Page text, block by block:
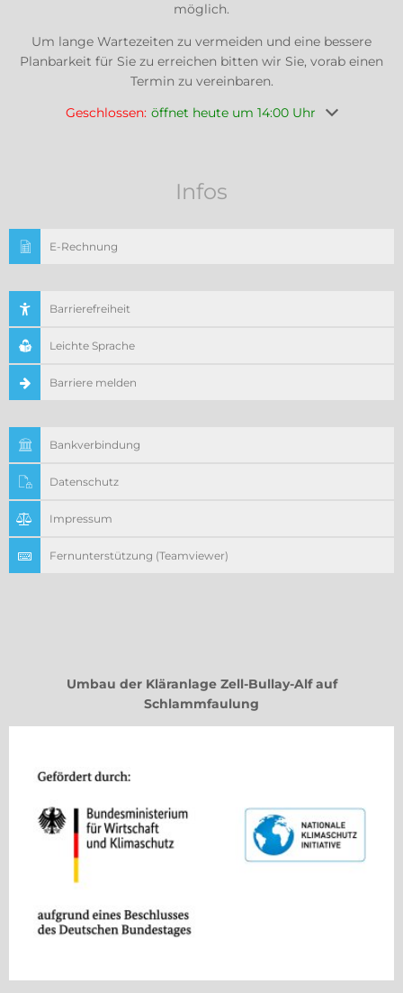
möglich.
Um lange Wartezeiten zu vermeiden und eine bessere
Planbarkeit für Sie zu erreichen bitten wir Sie, vorab einen
Termin zu vereinbaren.
Klicken, um weitere Öffnungs- oder Schließzeiten
Geschlossen: öffnet heute um 14:00 Uhr
Infos
E-Rechnung
Barrierefreiheit
Leichte Sprache
Barriere melden
Bankverbindung
Datenschutz
Impressum
Fernunterstützung (Teamviewer)
Umbau der Kläranlage Zell-Bullay-Alf auf
Schlammfaulung